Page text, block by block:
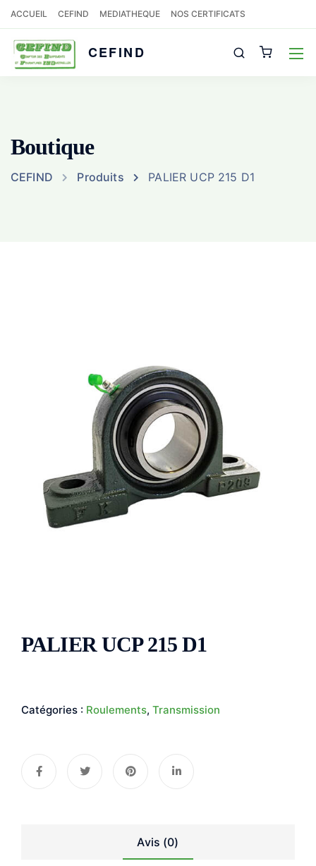
ACCUEIL CEFIND MEDIATHEQUE NOS CERTIFICATS
CEFIND
Boutique
CEFIND Produits PALIER UCP 215 D1
PALIER UCP 215 D1
Catégories : Roulements, Transmission
Avis (0)